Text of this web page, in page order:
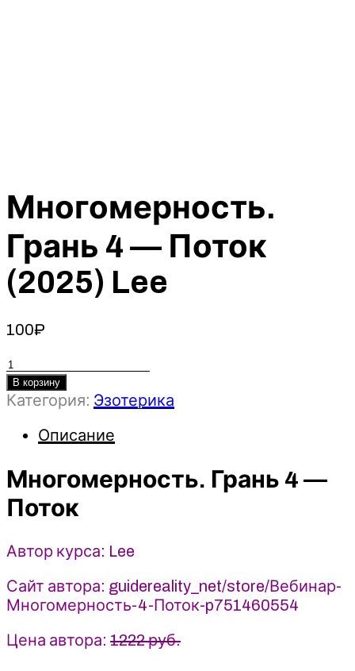
Многомерность.
Грань 4 — Поток
(2025) Lee
100₽
Количество
товара
Многомерность.
Поток
(2025)
Lee
В корзину
Категория: Эзотерика
Описание
Многомерность. Грань 4 —
Поток
Автор курса: Lee
Сайт автора: guidereality_net/store/Вебинар-
Многомерность-4-Поток-p751460554
Цена автора: 1222 руб.